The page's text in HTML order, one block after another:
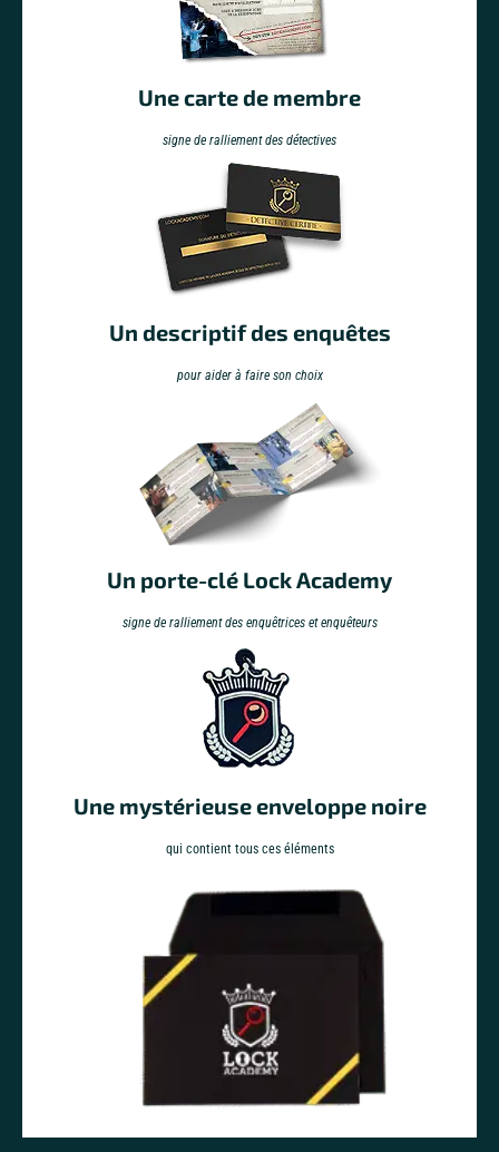
Une carte de membre
signe de ralliement des détectives
Un descriptif des enquêtes
pour aider à faire son choix
Un porte-clé Lock Academy
signe de ralliement des enquêtrices et enquêteurs
Une mystérieuse enveloppe noire
qui contient tous ces éléments